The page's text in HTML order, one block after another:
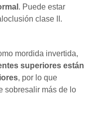
. Puede estar
clase II.
mordida invertida,
superiores están
, por lo que
sobresalir más de lo